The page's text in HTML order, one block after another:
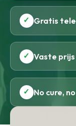
✓ Gratis
✓ Vaste
✓ No cure,